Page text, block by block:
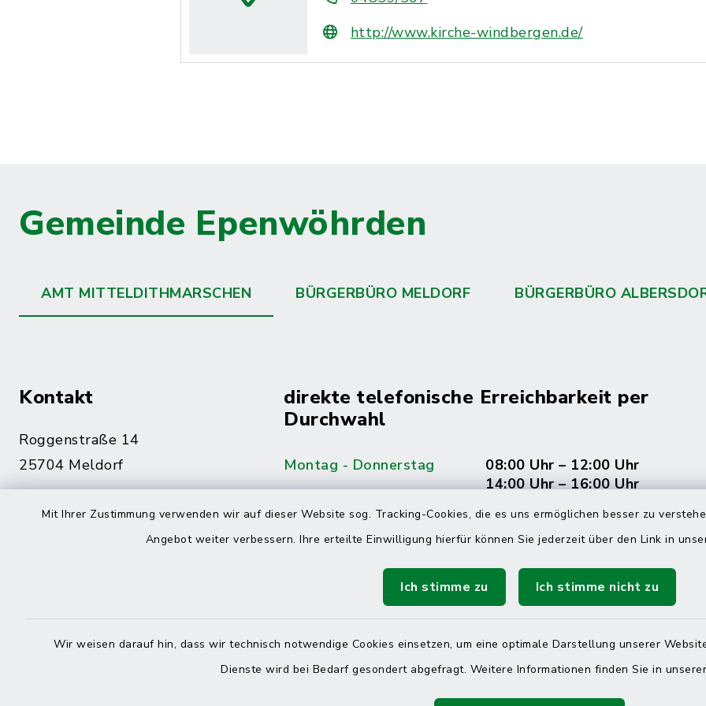
Mit Ihrer Zustimmung verwenden wir auf dieser Website sog. Tracking-Cookies, die es uns ermöglichen besser zu
Angebot weiter verbessern. Ihre erteilte Einwilligung hierfür können Sie jederzeit über den Link in
Ich stimme zu Ich stimme nicht zu
Wir weisen darauf hin, dass wir technisch notwendige Cookies einsetzen, um eine optimale Darstellung unserer
Dienste wird bei Bedarf gesondert abgefragt. Weitere Informationen finden Sie in
http://www.kirche-windbergen.de/
Gemeinde Epenwöhrden
AMT MITTELDITHMARSCHEN BÜRGERBÜRO MELDORF BÜRGERBÜRO
Kontakt
Roggenstraße 14
25704 Meldorf
04832 6065-215
direkte telefonische Erreichbarkeit per
Durchwahl
Montag - Donnerstag
08:00 Uhr – 12:00 Uhr
14:00 Uhr – 16:00 Uhr
Freitag
08:00 Uhr – 12:00 Uhr
Online-Terminvereinbarung
Haben Sie ein dringendes Anliegen, finden aber online
keinen zeitnahen Termin? Rufen Sie uns gerne unter der
Telefonnummer 04832 6065 0 an!